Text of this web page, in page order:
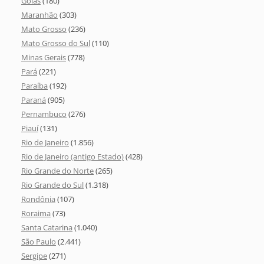
Maranhão (303)
Mato Grosso (236)
Mato Grosso do Sul(110)
Minas Gerais(778)
Pará (221)
Paraíba (192)
Paraná (905)
Pernambuco (276)
Piauí(131)
Rio de Janeiro (1.856)
Rio de Janeiro (antigo Estado)(428)
Rio Grande do Norte(265)
Rio Grande do Sul(1.318)
Rondônia (107)
Roraima (73)
Santa Catarina (1.040)
São Paulo (2.441)
Sergipe(271)